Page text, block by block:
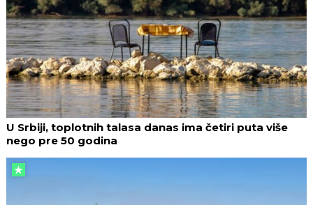
U Srbiji, toplotnih talasa danas ima četiri puta više
nego pre 50 godina